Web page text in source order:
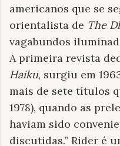
americanos que se
orientalista de The
vagabundos
A primeira revista
Haiku, surgiu em
mais de sete títulos
1978), quando as
haviam sido
discutidas.” Rider é